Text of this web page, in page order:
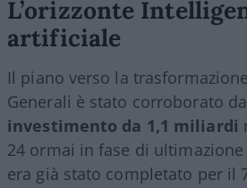
L’orizzonte
artificiale
Il piano verso la
Generali è stato corroborato
investimento da 1,1 miliardi
24 ormai in fase di ultimazione
era già stato completato per il